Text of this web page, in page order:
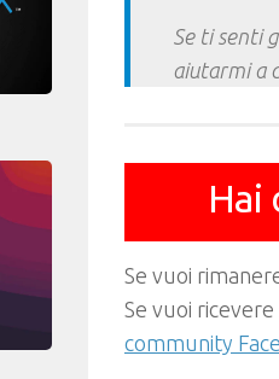
Se ti senti
aiutarmi a
Hai
Se vuoi
Se vuoi
community